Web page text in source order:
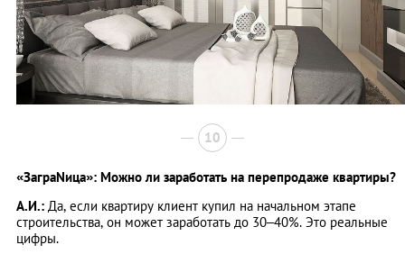
10
«ЗаграNица»: Можно ли заработать на перепродаже квартиры?
А.И.: Да, если квартиру клиент купил на начальном этапе
строительства, он может заработать до 30–40%. Это реальные
цифры.